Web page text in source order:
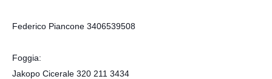
Federico Piancone 3406539508
Foggia:
Jakopo Cicerale 320 211 3434